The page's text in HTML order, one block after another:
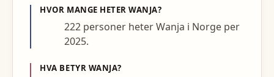
HVOR MANGE HETERWANJA?
222 personer heter Wanja i Norge per
2025.
HVA BETYR WANJA?